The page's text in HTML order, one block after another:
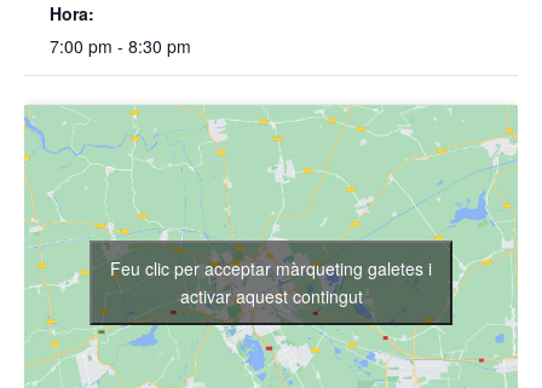
Hora:
7:00 pm - 8:30 pm
Feu clic per acceptar màrqueting galetes i
activar aquest contingut